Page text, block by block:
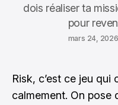
dois réaliser ta
pour
mars 24, 2026
Risk, c’est ce jeu
calmement. On pose